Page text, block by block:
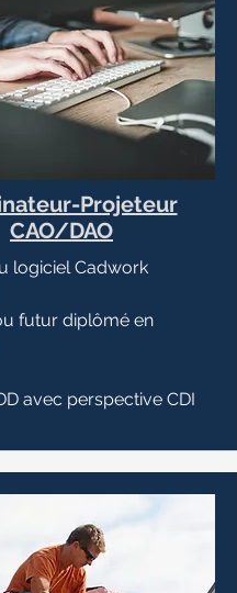
Projeteur
CAO/DAO
logiciel Cadwork
futur diplômé en
avec perspective CDI